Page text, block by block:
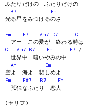
ふたりだけの ふたりだけの
B7
Em
光る星をみつけるのさ
Em E7 Am7 D7
G
アー この愛が 終わる時は
G
Am7 B7 Em E7 /
世界中 暗いやみの中
Am
Em
空よ 海よ 悲しめよ
Em
F#7 B7 Em
孤独なふたり 恋人
(セリフ)